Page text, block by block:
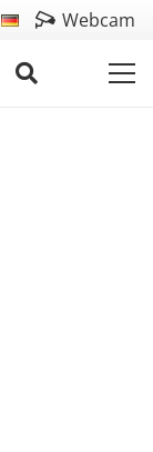
Webcam